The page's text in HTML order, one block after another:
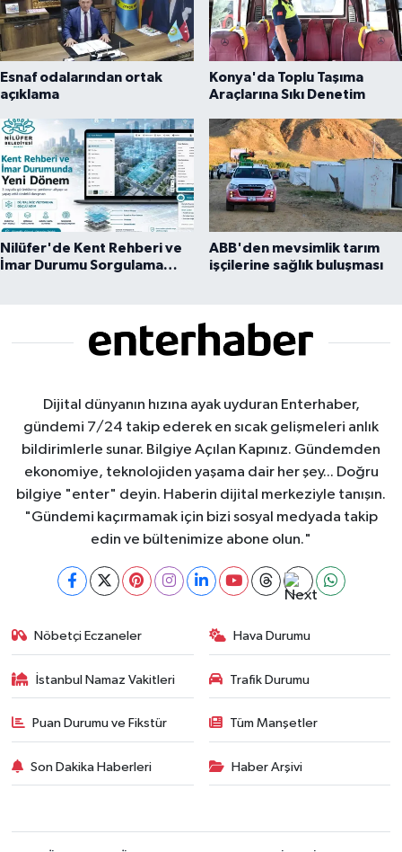
Esnaf odalarından ortak
açıklama
Konya'da Toplu Taşıma
Araçlarına Sıkı Denetim
Nilüfer'de Kent Rehberi ve
İmar Durumu Sorgulama
ABB'den mevsimlik tarım
işçilerine sağlık buluşması
Dijital dünyanın hızına ayak uyduran Enterhaber,
gündemi 7/24 takip ederek en sıcak gelişmeleri anlık
bildirimlerle sunar. Bilgiye Açılan Kapınız. Gündemden
ekonomiye, teknolojiden yaşama dair her şey... Doğru
bilgiye "enter" deyin. Haberin dijital merkeziyle tanışın.
"Gündemi kaçırmamak için bizi sosyal medyada takip
edin ve bültenimize abone olun."
Nöbetçi Eczaneler Hava Durumu
İstanbul Namaz Vakitleri Trafik Durumu
Puan Durumu ve Fikstür Tüm Manşetler
Son Dakika Haberleri Haber Arşivi